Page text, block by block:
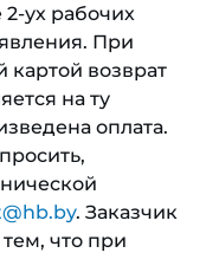
2-ух рабочих
При
картой возврат
на ту
оплата.
. Заказчик
что при